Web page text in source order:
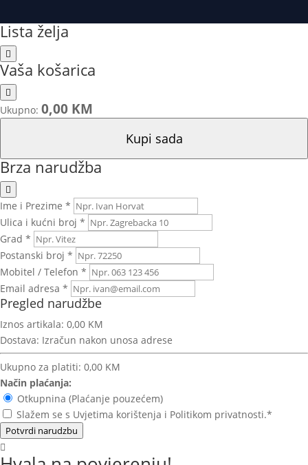
Lista želja
Vaša košarica
Ukupno: 0,00 KM
Kupi sada
Brza narudžba
Ime i Prezime *
Ulica i kućni broj *
Grad *
Postanski broj *
Mobitel / Telefon *
Email adresa *
Pregled narudžbe
Iznos artikala: 0,00 KM
Dostava: Izračun nakon unosa adrese
Ukupno za platiti: 0,00 KM
Način plaćanja:
Otkupnina (Plaćanje pouzećem)
Slažem se s Uvjetima korištenja i Politikom privatnosti.*
Potvrdi narudzbu